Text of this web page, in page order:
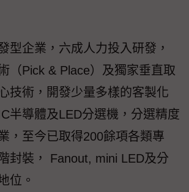
型企業，六成人力投入研發，
（Pick & Place）及獨家垂直取
技術，開發少量多樣的客製化
半導體及LED分選機，分選精度
，至今已取得200餘項各類專
封裝， Fanout, mini LED及分
位。